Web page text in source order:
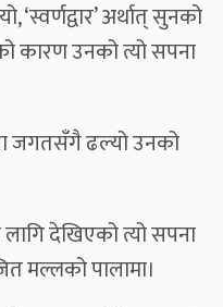
अर्थात् सुनको
कारण उनको त्यो सपना
जगतसँगै ढल्यो उनको
देखिएको त्यो सपना
मल्लको पालामा।